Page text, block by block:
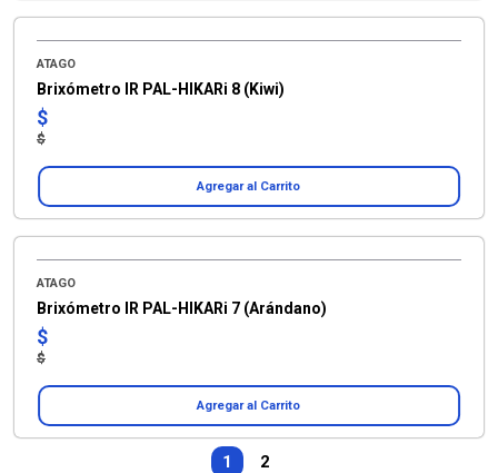
ATAGO
Brixómetro IR PAL-HIKARi 8 (Kiwi)
$
$
Agregar al Carrito
ATAGO
Brixómetro IR PAL-HIKARi 7 (Arándano)
$
$
Agregar al Carrito
1 2